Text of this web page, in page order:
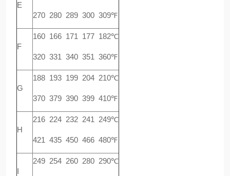
E
270 280 289 300 309℉
F
160 166 171 177 182℃
320 331 340 351 360℉
G
188 193 199 204 210℃
370 379 390 399 410℉
H
216 224 232 241 249℃
421 435 450 466 480℉
I
249 254 260 280 290℃